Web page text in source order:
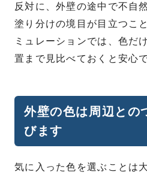
反対に、外壁の途中で不自
塗り分けの境目が目立つこ
ミュレーションでは、色だ
置まで見比べておくと安心で
外壁の色は周辺との
びます
気に入った色を選ぶことは